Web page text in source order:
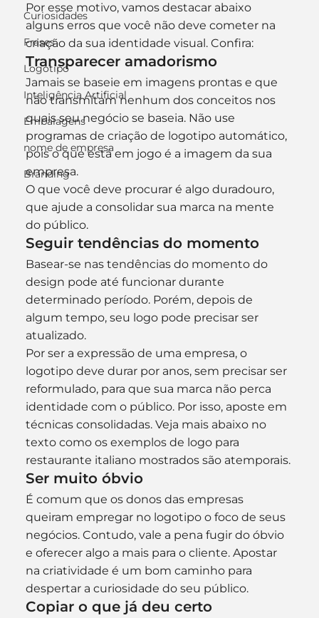
Curiosidades
Frases
Logotipo
Inteligência Artificial
Embalagens
nome de empresa
Branding
Por esse motivo, vamos destacar abaixo
alguns erros que você não deve cometer na
criação da sua identidade visual. Confira:
Transparecer amadorismo
Jamais se baseie em imagens prontas e que
não transmitam nenhum dos conceitos nos
quais seu negócio se baseia. Não use
programas de criação de logotipo automático,
pois o que está em jogo é a imagem da sua
empresa.
O que você deve procurar é algo duradouro,
que ajude a consolidar sua marca na mente
do público.
Seguir tendências do momento
Basear-se nas tendências do momento do
design pode até funcionar durante
determinado período. Porém, depois de
algum tempo, seu logo pode precisar ser
atualizado.
Por ser a expressão de uma empresa, o
logotipo deve durar por anos, sem precisar ser
reformulado, para que sua marca não perca
identidade com o público. Por isso, aposte em
técnicas consolidadas. Veja mais abaixo no
texto como os exemplos de logo para
restaurante italiano mostrados são atemporais.
Ser muito óbvio
É comum que os donos das empresas
queiram empregar no logotipo o foco de seus
negócios. Contudo, vale a pena fugir do óbvio
e oferecer algo a mais para o cliente. Apostar
na criatividade é um bom caminho para
despertar a curiosidade do seu público.
Copiar o que já deu certo